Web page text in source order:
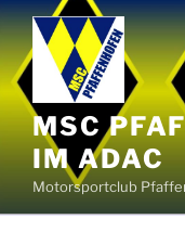
Zum
Inhalt
springen
MSC
IM ADAC
Motorsportclub